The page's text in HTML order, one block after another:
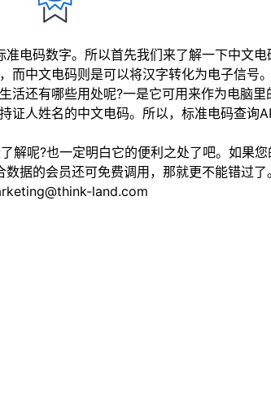
电码数字。所以首先我们来了解一下中文电
中文电码则是可以将汉字转化为电子信号。
还有哪些用处呢?一是它可用来作为电脑里
人姓名的中文电码。所以，标准电码查询
呢?也一定明白它的便利之处了吧。如果
据的会员还可免费调用，那就更不能错过了。
land.com